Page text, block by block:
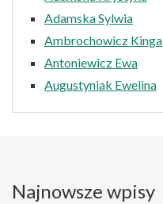
Adamska Sylwia
Ambrochowicz Kinga
Antoniewicz Ewa
Augustyniak Ewelina
Najnowsze wpisy